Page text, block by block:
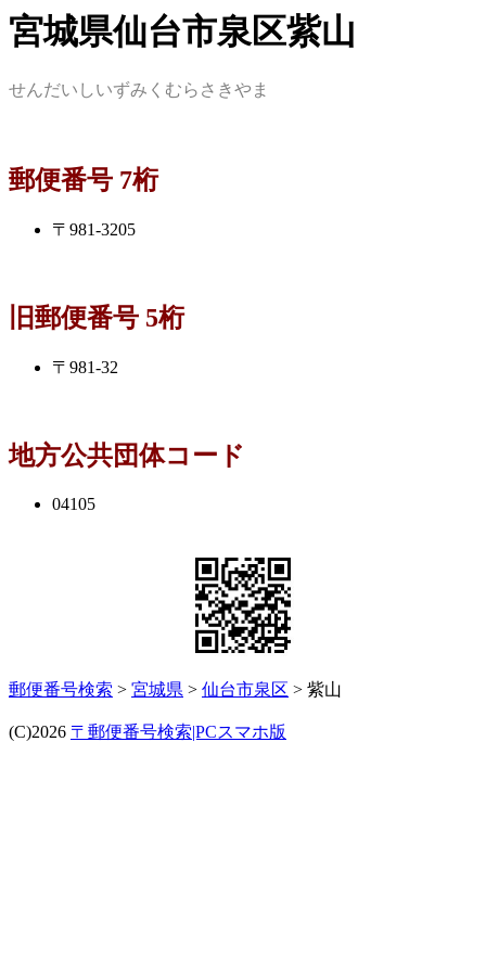
宮城県仙台市泉区紫山
せんだいしいずみくむらさきやま
郵便番号 7桁
〒981-3205
旧郵便番号 5桁
〒981-32
地方公共団体コード
04105
郵便番号検索 > 宮城県 > 仙台市泉区 > 紫山
(C)2026 〒郵便番号検索|PCスマホ版